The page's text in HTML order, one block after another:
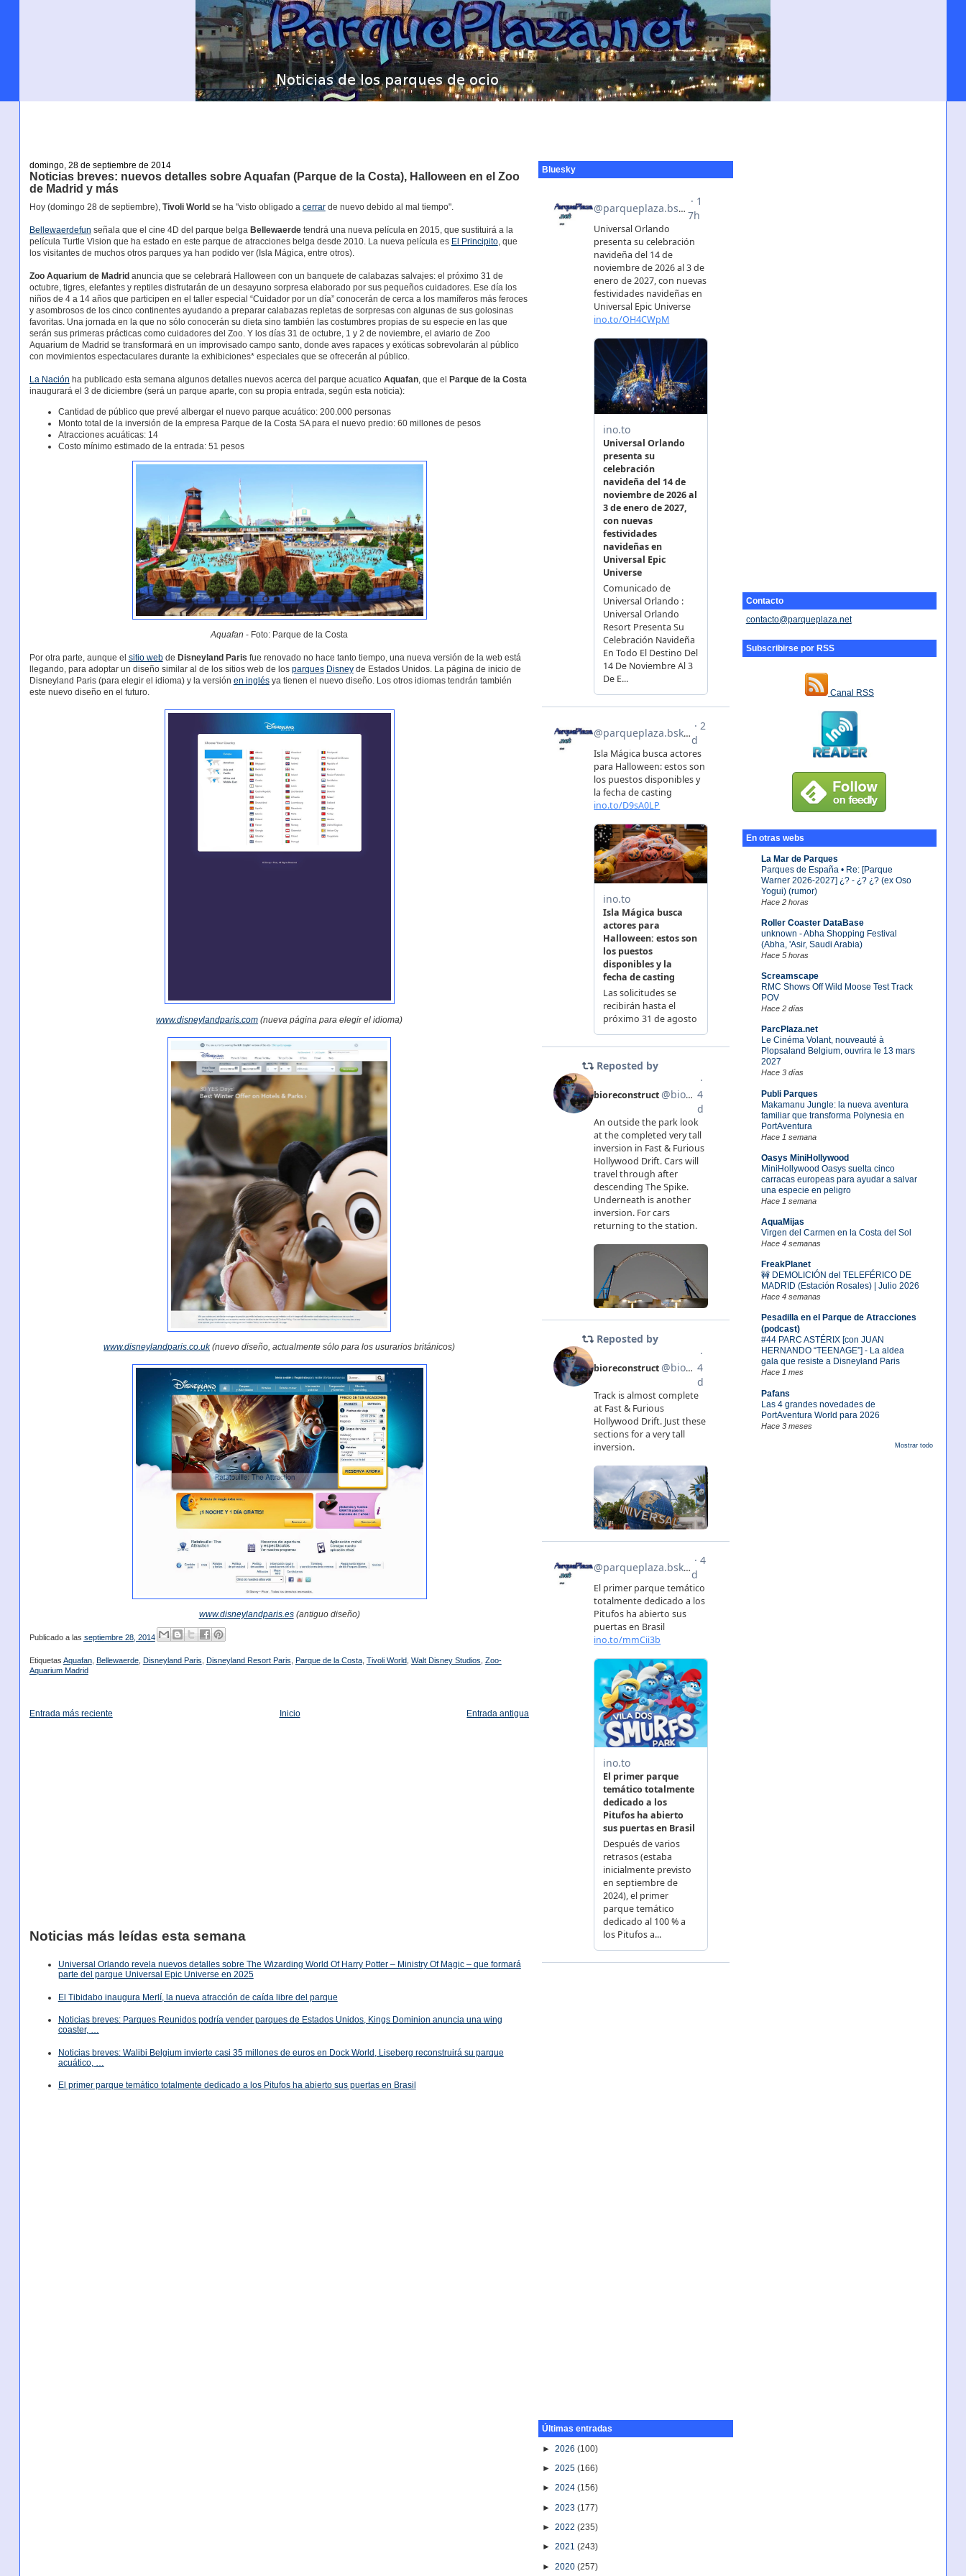
Contacto
contacto@parqueplaza.net
Subscribirse por RSS
Canal RSS
En otras webs
La Mar de Parques
Parques de España • Re: [Parque
Warner 2026-2027] ¿? - ¿? ¿? (ex Oso
Yogui) (rumor)
Hace 2 horas
Roller Coaster DataBase
unknown - Abha Shopping Festival
(Abha, 'Asir, Saudi Arabia)
Hace 5 horas
Screamscape
RMC Shows Off Wild Moose Test Track
POV
Hace 2 días
ParcPlaza.net
Le Cinéma Volant, nouveauté à
Plopsaland Belgium, ouvrira le 13 mars
2027
Hace 3 días
Publi Parques
Makamanu Jungle: la nueva aventura
familiar que transforma Polynesia en
PortAventura
Hace 1 semana
Oasys MiniHollywood
MiniHollywood Oasys suelta cinco
carracas europeas para ayudar a salvar
una especie en peligro
Hace 1 semana
AquaMijas
Virgen del Carmen en la Costa del Sol
Hace 4 semanas
FreakPlanet
🚧 DEMOLICIÓN del TELEFÉRICO DE
MADRID (Estación Rosales) | Julio 2026
Hace 4 semanas
Pesadilla en el Parque de Atracciones
(podcast)
#44 PARC ASTÉRIX [con JUAN
HERNANDO “TEENAGE”] - La aldea
gala que resiste a Disneyland Paris
Hace 1 mes
Pafans
Las 4 grandes novedades de
PortAventura World para 2026
Hace 3 meses
Mostrar todo
domingo, 28 de septiembre de 2014
Noticias breves: nuevos detalles sobre Aquafan (Parque de la Costa), Halloween en el Zoo
de Madrid y más
Hoy (domingo 28 de septiembre), Tivoli World se ha "visto obligado a cerrarde nuevo debido al mal tiempo".
Bellewaerdefun señala que el cine 4D del parque belga Bellewaerdetendrá una nueva película en 2015, que sustituirá a la
película Turtle Vision que ha estado en este parque de atracciones belga desde 2010. La nueva película es El Principito, que
los visitantes de muchos otros parques ya han podido ver (Isla Mágica, entre otros).
Zoo Aquarium de Madrid anuncia que se celebrará Halloween con un banquete de calabazas salvajes: el próximo 31 de
octubre, tigres, elefantes y reptiles disfrutarán de un desayuno sorpresa elaborado por sus pequeños cuidadores. Ese día los
niños de 4 a 14 años que participen en el taller especial “Cuidador por un día” conocerán de cerca a los mamíferos más feroces
y asombrosos de los cinco continentes ayudando a preparar calabazas repletas de sorpresas con algunas de sus golosinas
favoritas. Una jornada en la que no sólo conocerán su dieta sino también las costumbres propias de su especie en las que
serán sus primeras prácticas como cuidadores del Zoo. Y los días 31 de octubre, 1 y 2 de noviembre, el aviario de Zoo
Aquarium de Madrid se transformará en un improvisado campo santo, donde aves rapaces y exóticas sobrevolarán al público
con movimientos espectaculares durante la exhibiciones* especiales que se ofrecerán al público.
La Nación ha publicado esta semana algunos detalles nuevos acerca del parque acuatico Aquafan, que el
Parque de la Costa
inaugurará el 3 de diciembre (será un parque aparte, con su propia entrada, según esta noticia):
Cantidad de público que prevé albergar el nuevo parque acuático: 200.000 personas
Monto total de la inversión de la empresa Parque de la Costa SA para el nuevo predio: 60 millones de pesos
Atracciones acuáticas: 14
Costo mínimo estimado de la entrada: 51 pesos
Aquafan - Foto: Parque de la Costa
Por otra parte, aunque el sitio webde Disneyland Paris fue renovado no hace tanto tiempo, una nueva versión de la web está
llegando, para adoptar un diseño similar al de los sitios web de los parques Disneyde Estados Unidos. La página de inicio de
Disneyland Paris (para elegir el idioma) y la versión en inglésya tienen el nuevo diseño. Los otros idiomas tendrán también
este nuevo diseño en el futuro.
www.disneylandparis.com (nueva página para elegir el idioma)
www.disneylandparis.co.uk(nuevo diseño, actualmente sólo para los usurarios británicos)
www.disneylandparis.es(antiguo diseño)
Publicado a las septiembre 28, 2014
Etiquetas Aquafan, Bellewaerde, Disneyland Paris Disneyland Resort Paris Parque de la Costa, Tivoli World, Walt Disney Studios Zoo-
Aquarium Madrid
Entrada más reciente Entrada antigua
Inicio
Noticias más leídas esta semana
Universal Orlando revela nuevos detalles sobre The Wizarding World Of Harry Potter – Ministry Of Magic – que formará
parte del parque Universal Epic Universe en 2025
El Tibidabo inaugura Merlí, la nueva atracción de caída libre del parque
Noticias breves: Parques Reunidos podría vender parques de Estados Unidos, Kings Dominion anuncia una wing
coaster, …
Noticias breves: Walibi Belgium invierte casi 35 millones de euros en Dock World, Liseberg reconstruirá su parque
acuático, …
El primer parque temático totalmente dedicado a los Pitufos ha abierto sus puertas en Brasil
Bluesky
Últimas entradas
►2026(100)
►2025(166)
►2024(156)
►2023(177)
►2022(235)
►2021(243)
►2020(257)